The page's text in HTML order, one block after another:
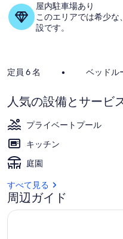
写
真
ャ
リ
ー
屋内駐車場あり
このエリアでは希少
設です。
定員 6 名 • ベッドル
人気の設備とサービ
プライベートプール
キッチン
庭園
すべて見る
周辺ガイド